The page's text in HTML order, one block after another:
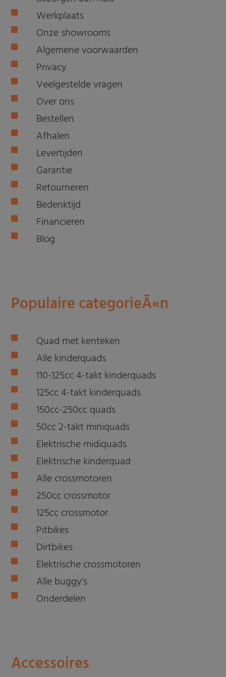
Werkplaats
Onze showrooms
Algemene voorwaarden
Privacy
Veelgestelde vragen
Over ons
Bestellen
Afhalen
Levertijden
Garantie
Retourneren
Bedenktijd
Financieren
Blog
Populaire categorieÃ«n
Quad met kenteken
Alle kinderquads
110-125cc 4-takt kinderquads
125cc 4-takt kinderquads
150cc-250cc quads
50cc 2-takt miniquads
Elektrische midiquads
Elektrische kinderquad
Alle crossmotoren
250cc crossmotor
125cc crossmotor
Pitbikes
Dirtbikes
Elektrische crossmotoren
Alle buggy's
Onderdelen
Accessoires